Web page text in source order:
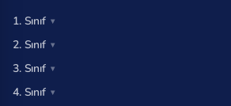
1. Sınıf
2. Sınıf
3. Sınıf
4. Sınıf